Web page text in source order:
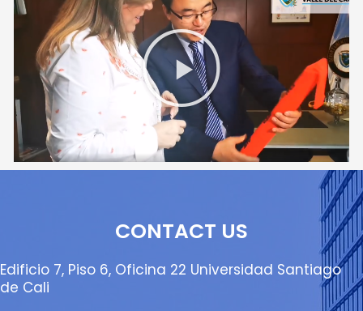
CONTACT US
Edificio 7, Piso 6, Oficina 22 Universidad Santiago
de Cali